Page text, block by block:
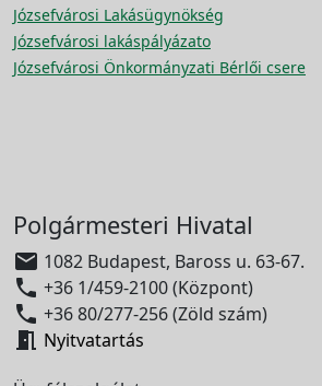
Józsefvárosi Lakásügynökség
Józsefvárosi lakáspályázato
Józsefvárosi Önkormányzati Bérlői csere
Polgármesteri Hivatal
 1082 Budapest, Baross u. 63-67.
 +36 1/459-2100 (Központ)
 +36 80/277-256 (Zöld szám)
 Nyitvatartás